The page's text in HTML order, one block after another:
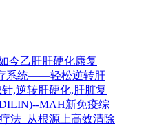
今乙肝肝硬化康复
系统——轻松逆转肝
针,逆转肝硬化,肝脏复
MAH新免疫综
法_从根源上高效清除